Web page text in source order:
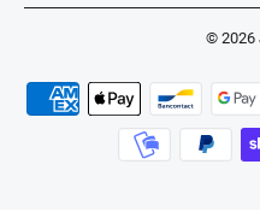
© 2026